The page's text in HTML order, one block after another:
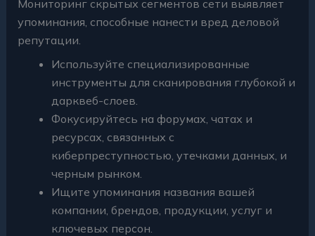
Мониторинг скрытых сегментов сети выявляет
упоминания, способные нанести вред деловой
репутации.
Используйте специализированные
инструменты для сканирования глубокой и
дарквеб-слоев.
Фокусируйтесь на форумах, чатах и
ресурсах, связанных с
киберпреступностью, утечками данных, и
черным рынком.
Ищите упоминания названия вашей
компании, брендов, продукции, услуг и
ключевых персон.